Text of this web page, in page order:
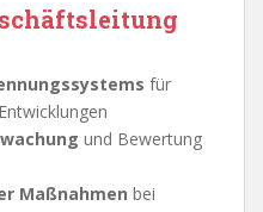
für
und Bewertung
Maßnahmen bei